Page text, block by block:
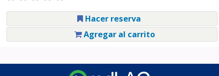
Hacer reserva
Agregar al carrito